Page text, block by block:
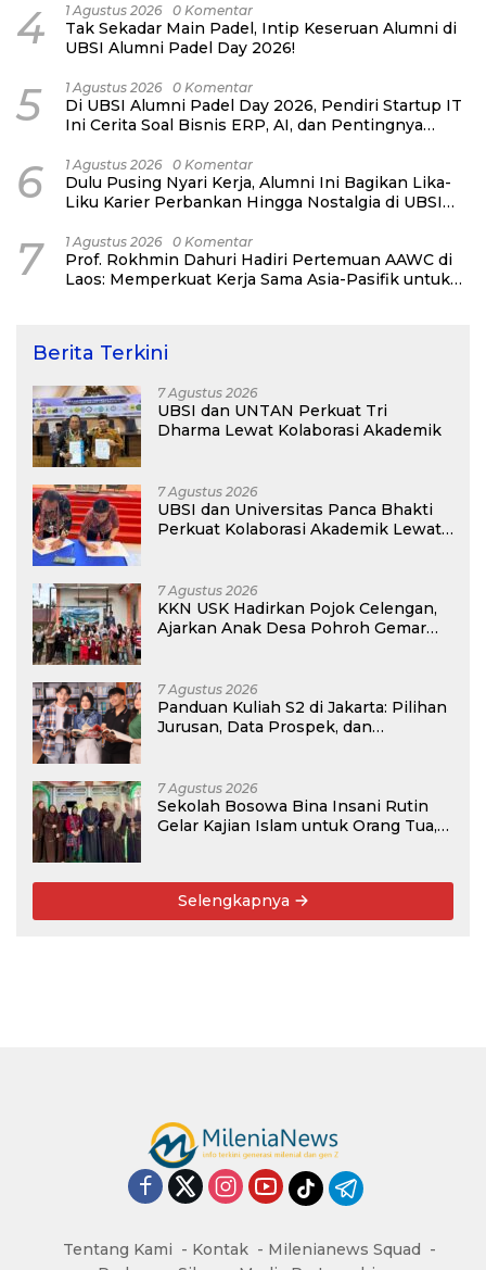
4 1 Agustus 2026 0 Komentar
Tak Sekadar Main Padel, Intip Keseruan Alumni di
UBSI Alumni Padel Day 2026!
5 1 Agustus 2026 0 Komentar
Di UBSI Alumni Padel Day 2026, Pendiri Startup IT
Ini Cerita Soal Bisnis ERP, AI, dan Pentingnya
6 1 Agustus 2026 0 Komentar
Dulu Pusing Nyari Kerja, Alumni Ini Bagikan Lika-
Liku Karier Perbankan Hingga Nostalgia di UBSI
7 1 Agustus 2026 0 Komentar
Prof. Rokhmin Dahuri Hadiri Pertemuan AAWC di
Laos: Memperkuat Kerja Sama Asia-Pasifik untuk
Berita Terkini
7 Agustus 2026
UBSI dan UNTAN Perkuat Tri
Dharma Lewat Kolaborasi Akademik
7 Agustus 2026
UBSI dan Universitas Panca Bhakti
Perkuat Kolaborasi Akademik Lewat
7 Agustus 2026
KKN USK Hadirkan Pojok Celengan,
Ajarkan Anak Desa Pohroh Gemar
7 Agustus 2026
Panduan Kuliah S2 di Jakarta: Pilihan
Jurusan, Data Prospek, dan
7 Agustus 2026
Sekolah Bosowa Bina Insani Rutin
Gelar Kajian Islam untuk Orang Tua,
Selengkapnya
Tentang Kami Kontak
Milenianews Squad